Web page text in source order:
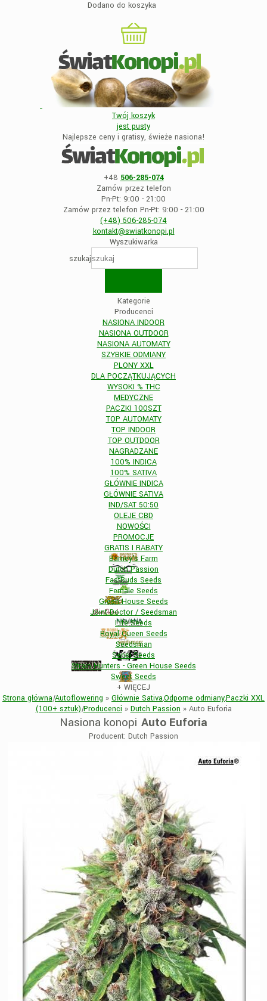
Dodano do koszyka
Twój koszyk
jest pusty
Najlepsze ceny i gratisy, świeże nasiona!
+48 506-285-074
Zamów przez telefon
Pn-Pt: 9:00 - 21:00
Zamów przez telefon Pn-Pt: 9:00 - 21:00
(+48) 506-285-074
kontakt@swiatkonopi.pl
Wyszukiwarka
szukaj
Kategorie
Producenci
NASIONA INDOOR
NASIONA OUTDOOR
NASIONA AUTOMATY
SZYBKIE ODMIANY
PLONY XXL
DLA POCZĄTKUJĄCYCH
WYSOKI % THC
MEDYCZNE
PACZKI 100SZT
TOP AUTOMATY
TOP INDOOR
TOP OUTDOOR
NAGRADZANE
100% INDICA
100% SATIVA
GŁÓWNIE INDICA
GŁÓWNIE SATIVA
IND/SAT 50:50
OLEJE CBD
NOWOŚCI
PROMOCJE
GRATIS I RABATY
Barney's Farm
Dutch Passion
FastBuds Seeds
Female Seeds
Green House Seeds
Joint Doctor / Seedsman
Life Seeds
Royal Queen Seeds
Seedsman
Sensi Seeds
Strain Hunters - Green House Seeds
Sweet Seeds
+ WIĘCEJ
Strona główna|Autoflowering » Głównie Sativa,Odporne odmiany,Paczki XXL
(100+ sztuk)|Producenci » Dutch Passion » Auto Euforia
Nasiona konopi Auto Euforia
Producent: Dutch Passion